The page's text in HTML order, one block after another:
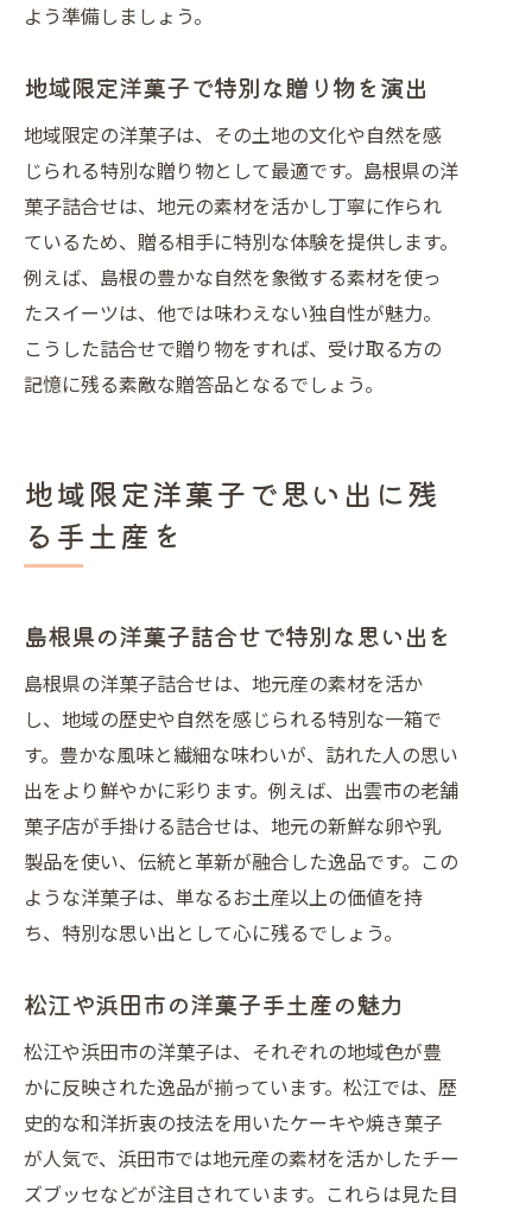
よう準備しましょう。
地域限定洋菓子で特別な贈り物を演出
地域限定の洋菓子は、その土地の文化や自然を感
じられる特別な贈り物として最適です。島根県の洋
菓子詰合せは、地元の素材を活かし丁寧に作られ
ているため、贈る相手に特別な体験を提供します。
例えば、島根の豊かな自然を象徴する素材を使っ
たスイーツは、他では味わえない独自性が魅力。
こうした詰合せで贈り物をすれば、受け取る方の
記憶に残る素敵な贈答品となるでしょう。
地域限定洋菓子で思い出に残
る手土産を
島根県の洋菓子詰合せで特別な思い出を
島根県の洋菓子詰合せは、地元産の素材を活か
し、地域の歴史や自然を感じられる特別な一箱で
す。豊かな風味と繊細な味わいが、訪れた人の思い
出をより鮮やかに彩ります。例えば、出雲市の老舗
菓子店が手掛ける詰合せは、地元の新鮮な卵や乳
製品を使い、伝統と革新が融合した逸品です。この
ような洋菓子は、単なるお土産以上の価値を持
ち、特別な思い出として心に残るでしょう。
松江や浜田市の洋菓子手土産の魅力
松江や浜田市の洋菓子は、それぞれの地域色が豊
かに反映された逸品が揃っています。松江では、歴
史的な和洋折衷の技法を用いたケーキや焼き菓子
が人気で、浜田市では地元産の素材を活かしたチー
ズブッセなどが注目されています。これらは見た目